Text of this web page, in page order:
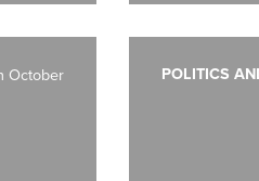
October POLITICS